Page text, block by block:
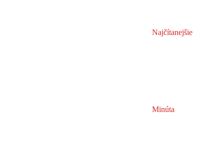
Najčítanejšie
Minúta